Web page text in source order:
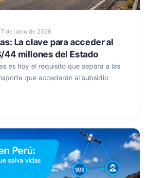
de junio de 2026
La clave para acceder al
44 millones del Estado
es hoy el requisito que separa a las
que accederán al subsidio